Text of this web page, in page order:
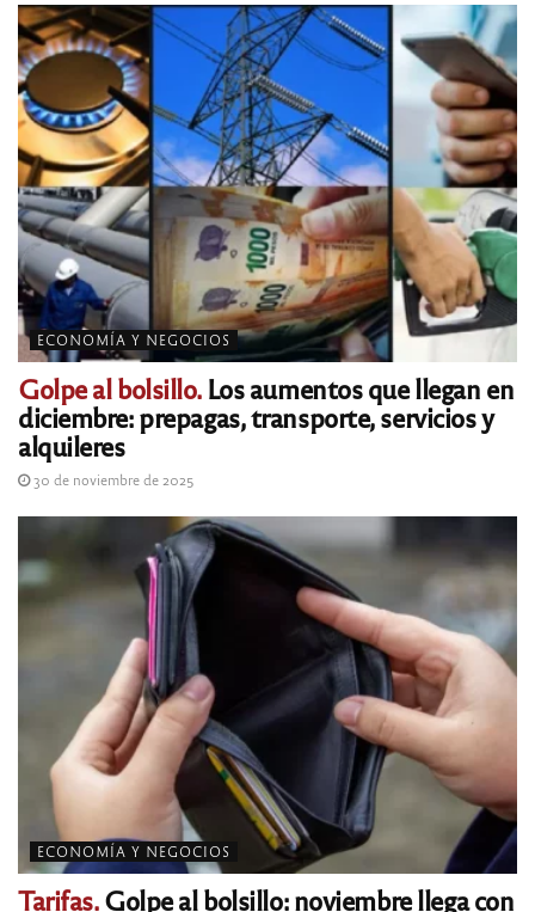
ECONOMÍA Y NEGOCIOS
Golpe al bolsillo.Los aumentos que llegan en
diciembre: prepagas, transporte, servicios y
alquileres
30 de noviembre de 2025
ECONOMÍA Y NEGOCIOS
Tarifas.Golpe al bolsillo: noviembre llega con